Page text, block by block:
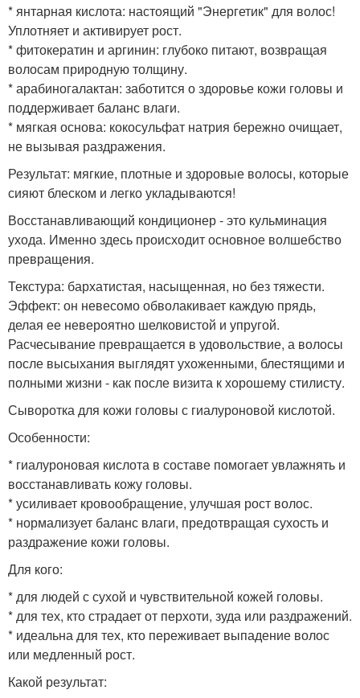
* янтарная кислота: настоящий "Энергетик" для волос!
Уплотняет и активирует рост.
* фитокератин и аргинин: глубоко питают, возвращая
волосам природную толщину.
* арабиногалактан: заботится о здоровье кожи головы и
поддерживает баланс влаги.
* мягкая основа: кокосульфат натрия бережно очищает,
не вызывая раздражения.
Результат: мягкие, плотные и здоровые волосы, которые
сияют блеском и легко укладываются!
Восстанавливающий кондиционер - это кульминация
ухода. Именно здесь происходит основное волшебство
превращения.
Текстура: бархатистая, насыщенная, но без тяжести.
Эффект: он невесомо обволакивает каждую прядь,
делая ее невероятно шелковистой и упругой.
Расчесывание превращается в удовольствие, а волосы
после высыхания выглядят ухоженными, блестящими и
полными жизни - как после визита к хорошему стилисту.
Сыворотка для кожи головы с гиалуроновой кислотой.
Особенности:
* гиалуроновая кислота в составе помогает увлажнять и
восстанавливать кожу головы.
* усиливает кровообращение, улучшая рост волос.
* нормализует баланс влаги, предотвращая сухость и
раздражение кожи головы.
Для кого:
* для людей с сухой и чувствительной кожей головы.
* для тех, кто страдает от перхоти, зуда или раздражений.
* идеальна для тех, кто переживает выпадение волос
или медленный рост.
Какой результат: